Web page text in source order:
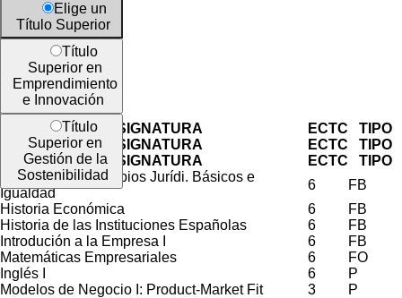
Diploma
Avanzado de
Habilidades
Directivas
Diploma
en
Herramientas
Digitales y
Multimedia
Elige un
Título Superior
Título
Superior en
Emprendimiento
e Innovación
Título
Superior en
Gestión de la
Sostenibilidad
Curso 1º
Curso 2º
Curso 3º
Curso 4º
Curso 5º
1º semestre
ASIGNATURA
ECTC
TIPO
ASIGNATURA
ECTC
TIPO
ASIGNATURA
ECTC
TIPO
Deont. Prof., Principios Jurídi. Básicos e
Igualdad
6
FB
Historia Económica
6
FB
Historia de las Instituciones Españolas
6
FB
Introdución a la Empresa I
6
FB
Matemáticas Empresariales
6
FO
Inglés I
6
P
Modelos de Negocio I: Product-Market Fit
3
P